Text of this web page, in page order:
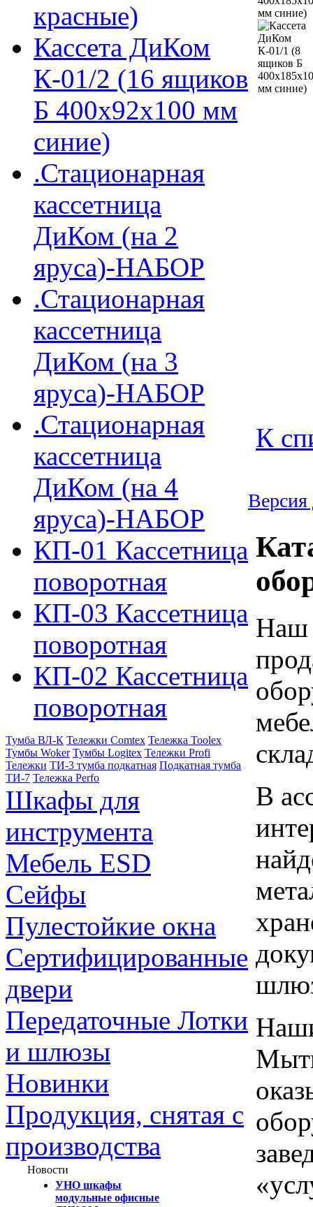
красные)
Кассета ДиКом
К-01/2 (16 ящиков
Б 400х92х100 мм
синие)
.Стационарная
кассетница
ДиКом (на 2
яруса)-НАБОР
.Стационарная
кассетница
ДиКом (на 3
яруса)-НАБОР
.Стационарная
кассетница
ДиКом (на 4
яруса)-НАБОР
КП-01 Кассетница
поворотная
КП-03 Кассетница
поворотная
КП-02 Кассетница
поворотная
Тумба ВЛ-К Тележки Comtex Тележка Toolex
Тумбы Woker Тумбы Logitex Тележки Profi
Тележки ТИ-3 тумба подкатная Подкатная тумба
ТИ-7 Тележка Perfo
Шкафы для
инструмента
Мебель ESD
Сейфы
Пулестойкие окна
Сертифицированные
двери
Передаточные Лотки
и шлюзы
Новинки
Продукция, снятая с
производства
Новости
УНО шкафы
модульные офисные
К
Версия
Наш
В